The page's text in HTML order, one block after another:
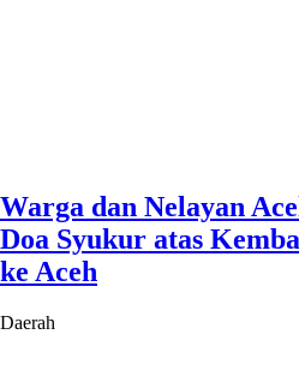
Warga dan Nelayan
Doa Syukur atas
ke Aceh
Daerah